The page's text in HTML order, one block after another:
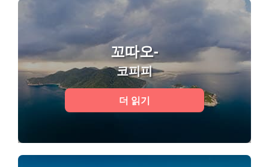
꼬따오-
코피피
더 읽기